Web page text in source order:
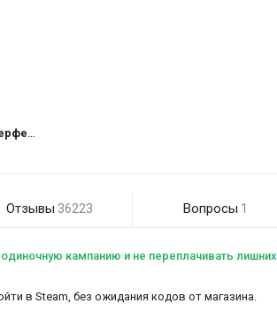
Отзывы 36223 Вопросы 1
кампанию и не переплачивать лишних
в Steam, без ожидания кодов от магазина.